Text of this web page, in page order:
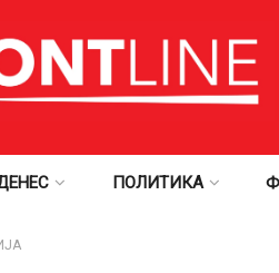
ПОЛИТИКА